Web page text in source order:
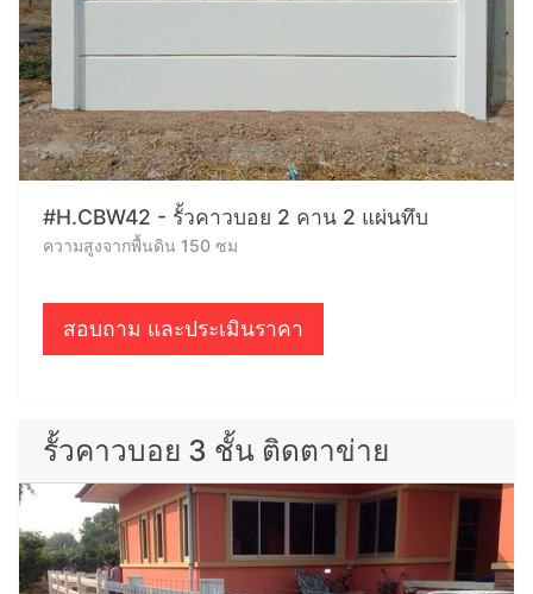
#H.CBW42 - รั้วคาวบอย 2 คาน 2 แผ่นทึบ
ความสูงจากพื้นดิน 150 ซม
สอบถาม และประเมินราคา
รั้วคาวบอย 3 ชั้น ติดตาข่าย